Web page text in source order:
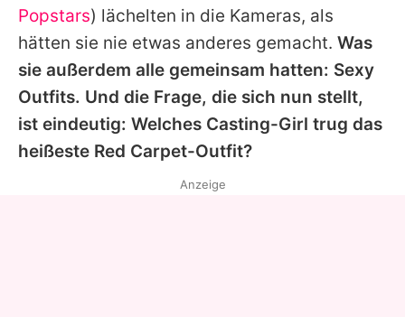
Popstars) lächelten in die Kameras, als
hätten sie nie etwas anderes gemacht. Was
sie außerdem alle gemeinsam hatten: Sexy
Outfits. Und die Frage, die sich nun stellt,
ist eindeutig: Welches Casting-Girl trug das
heißeste Red Carpet-Outfit?
Anzeige